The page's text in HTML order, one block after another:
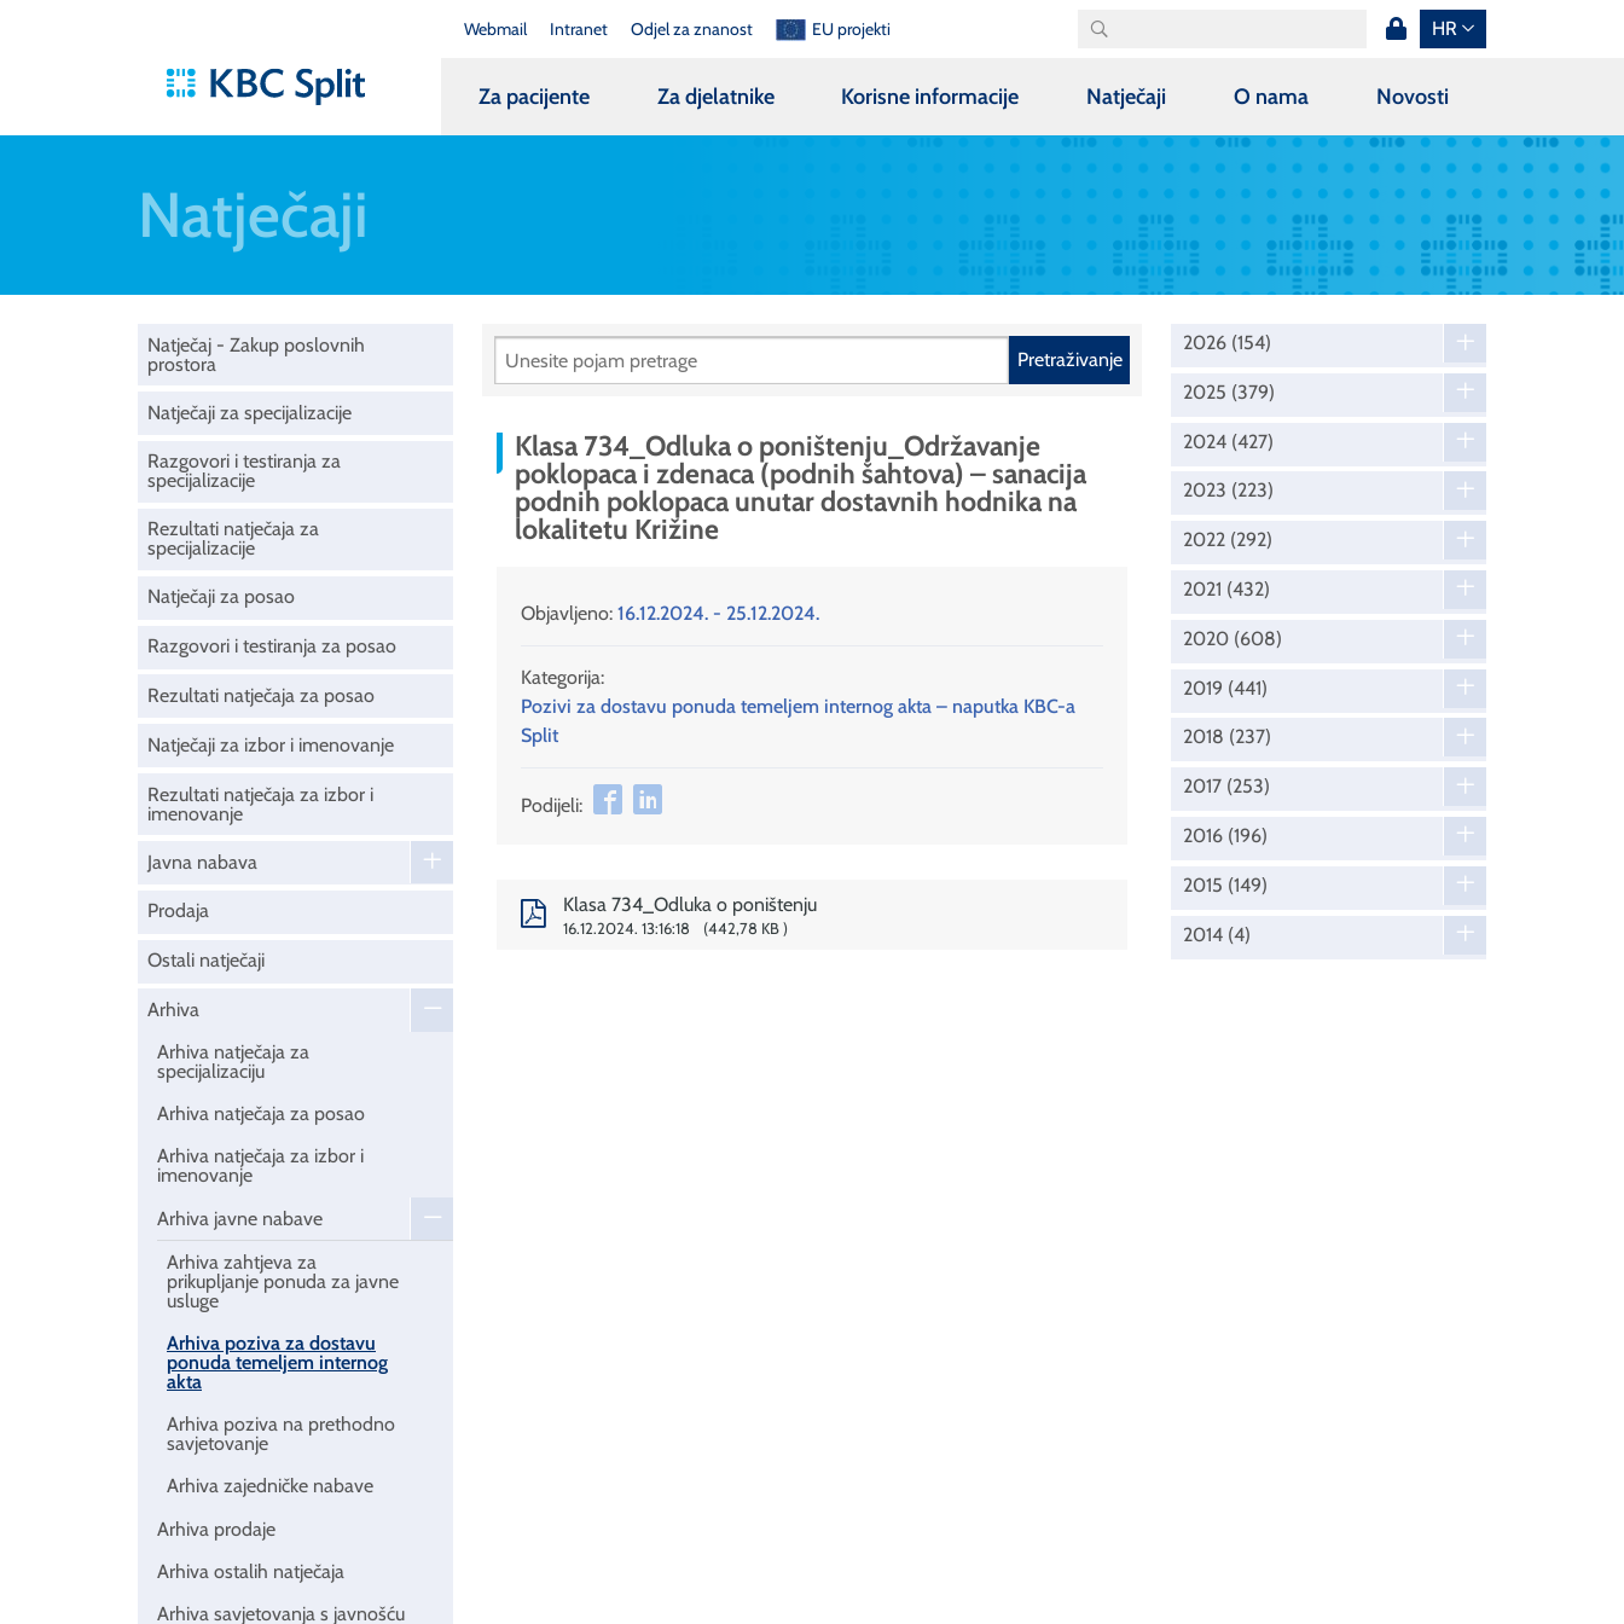
Webmail Intranet Odjel za znanost EU projekti HR
Za pacijente Za djelatnike Korisne informacije Natječaji O nama Novosti
Natječaji
Natječaj - Zakup poslovnih
prostora
Natječaji za specijalizacije
Razgovori i testiranja za
specijalizacije
Rezultati natječaja za
specijalizacije
Natječaji za posao
Razgovori i testiranja za posao
Rezultati natječaja za posao
Natječaji za izbor i imenovanje
Rezultati natječaja za izbor i
imenovanje
Javna nabava
Prodaja
Ostali natječaji
Arhiva
Arhiva natječaja za
specijalizaciju
Arhiva natječaja za posao
Arhiva natječaja za izbor i
imenovanje
Arhiva javne nabave
Arhiva zahtjeva za
prikupljanje ponuda za javne
usluge
Arhiva poziva za dostavu
ponuda temeljem internog
akta
Arhiva poziva na prethodno
savjetovanje
Arhiva zajedničke nabave
Arhiva prodaje
Arhiva ostalih natječaja
Arhiva savjetovanja s javnošću
Pretraživanje
Klasa 734_Odluka o poništenju_Održavanje
poklopaca i zdenaca (podnih šahtova) – sanacija
podnih poklopaca unutar dostavnih hodnika na
lokalitetu Križine
Objavljeno: 16.12.2024. - 25.12.2024.
Kategorija:
Pozivi za dostavu ponuda temeljem internog akta – naputka KBC-a
Split
Podijeli:
Klasa 734_Odluka o poništenju
16.12.2024. 13:16:18 442,78 KB
2026 (154)
2025 (379)
2024 (427)
2023 (223)
2022 (292)
2021 (432)
2020 (608)
2019 (441)
2018 (237)
2017 (253)
2016 (196)
2015 (149)
2014 (4)